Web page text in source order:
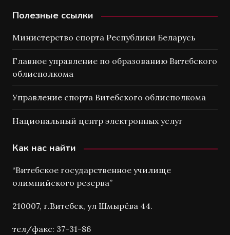
Полезные ссылки
Министерство спорта Республики Беларусь
Главное управление по образованию Витебского
облисполкома
Управление спорта Витебского облисполкома
Национальный центр электронных услуг
Как нас найти
“Витебское государственное училище
олимпийского резерва”
210007, г.Витебск, ул Шмырёва 44.
тел/факс: 37-31-86